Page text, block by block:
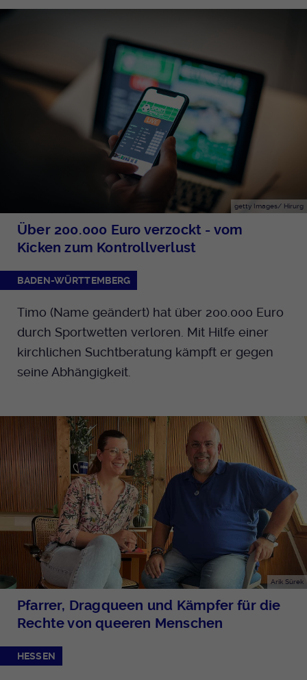
getty Images/ Hirurg
Über 200.000 Euro verzockt - vom
Kicken zum Kontrollverlust
BADEN-WÜRTTEMBERG
Timo (Name geändert) hat über 200.000 Euro
durch Sportwetten verloren. Mit Hilfe einer
kirchlichen Suchtberatung kämpft er gegen
seine Abhängigkeit.
Arik Sürek
Pfarrer, Dragqueen und Kämpfer für die
Rechte von queeren Menschen
HESSEN